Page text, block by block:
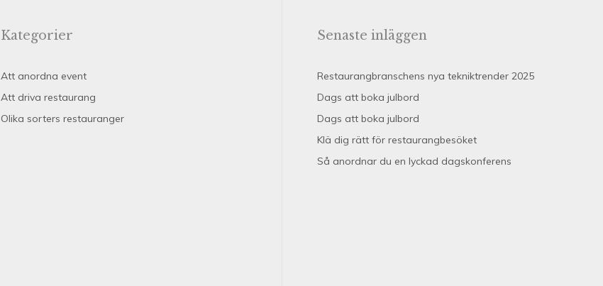
Kategorier
Att anordna event
Att driva restaurang
Olika sorters restauranger
Senaste inläggen
Restaurangbranschens nya tekniktrender 2025
Dags att boka julbord
Dags att boka julbord
Klä dig rätt för restaurangbesöket
Så anordnar du en lyckad dagskonferens